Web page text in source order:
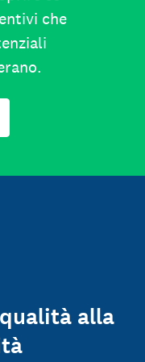
che
alla